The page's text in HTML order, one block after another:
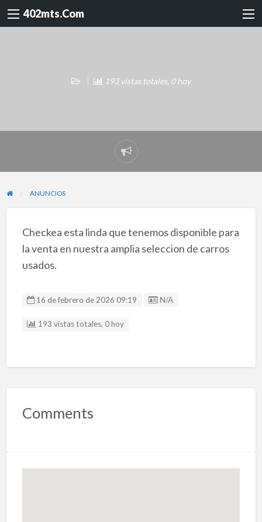
402mts.Com
193 vistas totales, 0 hoy
Reportar
problema
ANUNCIOS
Checkea esta linda que tenemos disponible para
la venta en nuestra amplia seleccion de carros
usados.
16 de febrero de 2026 09:19 Listing ID
N/A
193 vistas totales, 0 hoy
Comments